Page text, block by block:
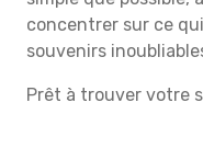
concentrer sur ce
souvenirs
Prêt à trouver votre